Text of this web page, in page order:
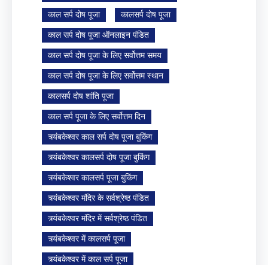
काल सर्प दोष पूजा
कालसर्प दोष पूजा
काल सर्प दोष पूजा ऑनलाइन पंडित
काल सर्प दोष पूजा के लिए सर्वोत्तम समय
काल सर्प दोष पूजा के लिए सर्वोत्तम स्थान
कालसर्प दोष शांति पूजा
काल सर्प पूजा के लिए सर्वोत्तम दिन
त्र्यंबकेश्वर काल सर्प दोष पूजा बुकिंग
त्र्यंबकेश्वर कालसर्प दोष पूजा बुकिंग
त्र्यंबकेश्वर कालसर्प पूजा बुकिंग
त्र्यंबकेश्वर मंदिर के सर्वश्रेष्ठ पंडित
त्र्यंबकेश्वर मंदिर में सर्वश्रेष्ठ पंडित
त्र्यंबकेश्वर में कालसर्प पूजा
त्र्यंबकेश्वर में काल सर्प पूजा